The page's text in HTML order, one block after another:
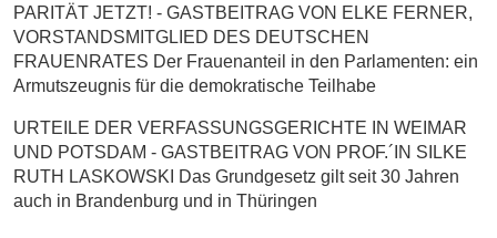
PARITÄT JETZT! - GASTBEITRAG VON ELKE FERNER,
VORSTANDSMITGLIED DES DEUTSCHEN
FRAUENRATES Der Frauenanteil in den Parlamenten: ein
Armutszeugnis für die demokratische Teilhabe
URTEILE DER VERFASSUNGSGERICHTE IN WEIMAR
UND POTSDAM - GASTBEITRAG VON PROF.´IN SILKE
RUTH LASKOWSKI Das Grundgesetz gilt seit 30 Jahren
auch in Brandenburg und in Thüringen